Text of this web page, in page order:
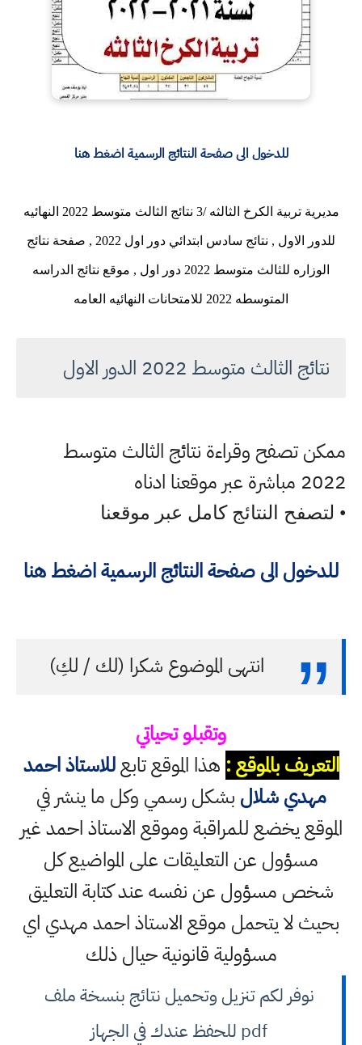
للدخول الى صفحة النتائج الرسمية اضغط هنا
مديرية تربية الكرخ الثالثه /3 نتائج الثالث متوسط 2022 النهائيه
للدور الاول , نتائج سادس ابتدائي دور اول 2022 , صفحة نتائج
الوزاره للثالث متوسط 2022 دور اول , موقع نتائج الدراسه
المتوسطه 2022 للامتحانات النهائيه العامه
نتائج الثالث متوسط 2022 الدور الاول
ممكن تصفح وقراءة نتائج الثالث متوسط
2022 مباشرة عبر موقعنا ادناه
• لتصفح النتائج كامل عبر موقعنا
للدخول الى صفحة النتائج الرسمية اضغط هنا
انتهى الموضوع شكرا (لك / لكِ)
وتقبلو تحياتي
التعريف بالموقع : هذا الموقع تابعللاستاذ احمد
مهدي شلال بشكل رسمي وكل ما ينشر في
الموقع يخضع للمراقبة وموقع الاستاذ احمد غير
مسؤول عن التعليقات على المواضيع كل
شخص مسؤول عن نفسه عند كتابة التعليق
بحيث لا يتحمل موقع الاستاذ احمد مهدي اي
مسؤولية قانونية حيال ذلك
نوفر لكم تنزيل وتحميل نتائج بنسخة ملف
pdf للحفظ عندك في الجهاز